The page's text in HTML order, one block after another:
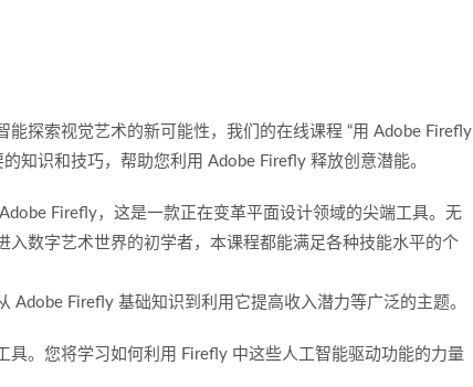
探索视觉艺术的新可能性，我们的在线课程 “用 Adobe Firefly
知识和技巧，帮助您利用 Adobe Firefly 释放创意潜能。
Firefly，这是一款正在变革平面设计领域的尖端工具。无
数字艺术世界的初学者，本课程都能满足各种技能水平的个
Adobe Firefly 基础知识到利用它提高收入潜力等广泛的主题。
。您将学习如何利用 Firefly 中这些人工智能驱动功能的力量